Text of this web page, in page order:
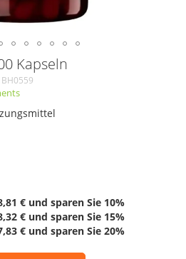
Kapseln
BH0559
€ und sparen Sie 10%
€ und sparen Sie 15%
€ und sparen Sie 20%